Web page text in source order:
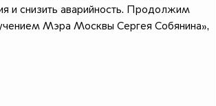
и снизить аварийность. Продолжим
Мэра Москвы Сергея Собянина»,